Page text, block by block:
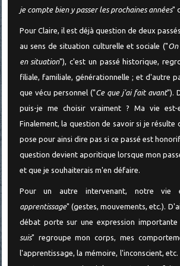
je compte bien y passer les prochaines années"
Pour Claire, il est déjà question de deux
au sens de situation culturelle et sociale ("
en situation"), c'est un passé historique,
filiale, familiale, générationnelle ; et d'autre
que vécu personnel ("Ce que j'ai fait avant").
puis-je me choisir vraiment ? Ma vie
Finalement, la question de savoir si je résulte
pose pour ainsi dire pas si ce passé est
question devient aporitique lorsque mon
et que je souhaiterais m'en défaire.
Pour un autre intervenant, notre
apprentissage" (gestes, mouvements, etc.).
débat porte sur une expression
suis" regroupe mon corps, mes
l'apprentissage, la mémoire, l'inconscient, etc.